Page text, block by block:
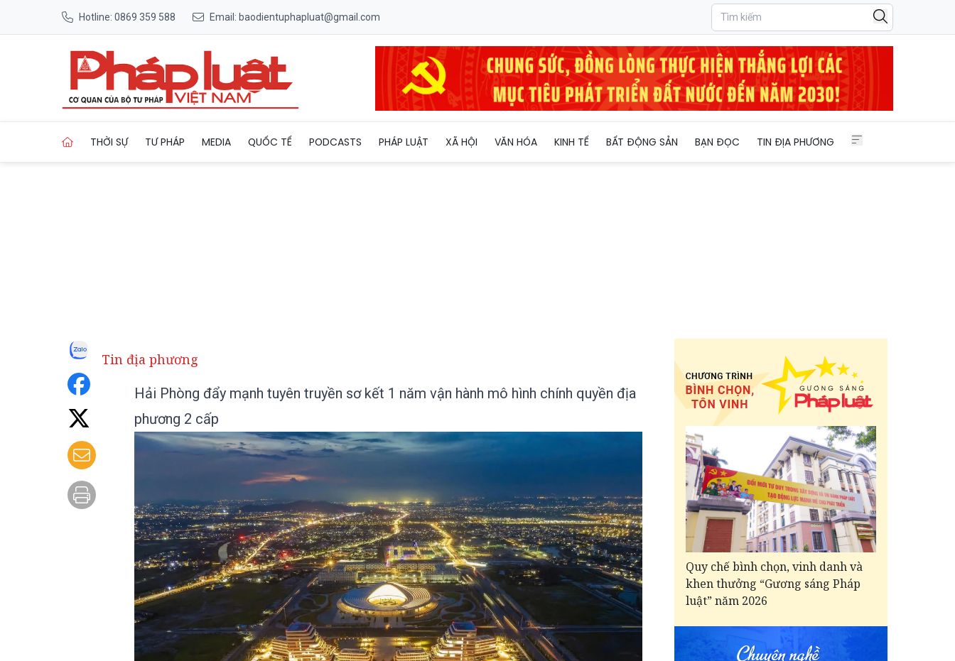
Hotline: 0869 359 588 Email: baodientuphapluat@gmail.com
THỜI SỰ TƯ PHÁP MEDIA QUỐC TẾ PODCASTS PHÁP LUẬT XÃ HỘI VĂN HÓA KINH TẾ BẤT ĐỘNG SẢN BẠN ĐỌC TIN ĐỊA PHƯƠNG
Tin địa phương
Hải Phòng đẩy mạnh tuyên truyền sơ kết 1 năm vận hành mô hình chính quyền địa
phương 2 cấp
Quy chế bình chọn, vinh danh và
khen thưởng “Gương sáng Pháp
luật” năm 2026